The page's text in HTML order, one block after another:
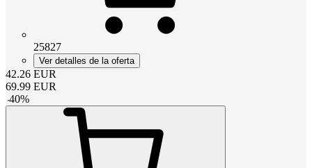
25827
Ver detalles de la oferta
42.26 EUR
69.99 EUR
-40%